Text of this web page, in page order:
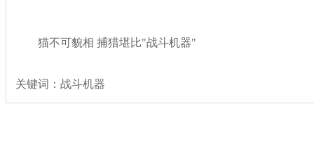
猫不可貌相 捕猎堪比"战斗机器"
关键词：战斗机器